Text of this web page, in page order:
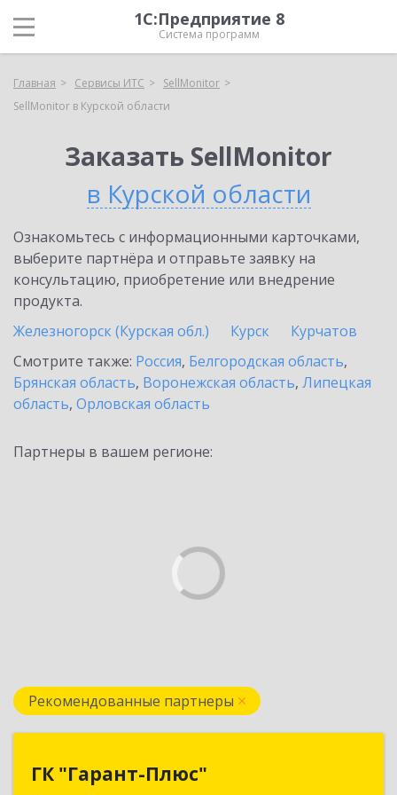
1С:Предприятие 8
Система программ
Главная Сервисы ИТС
SellMonitor
SellMonitor в Курской области
Заказать SellMonitor
в Курской области
Ознакомьтесь с информационными карточками,
выберите партнёра и отправьте заявку на
консультацию, приобретение или внедрение
продукта.
Железногорск (Курская обл.)
Курск
Курчатов
Смотрите также: Россия, Белгородская область,
Брянская область, Воронежская область, Липецкая
область, Орловская область
Партнеры в вашем регионе:
Рекомендованные партнеры
ГК "Гарант-Плюс"